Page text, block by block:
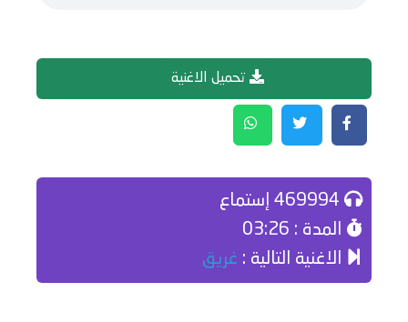
تحميل الاغنية
المدة : 03:26
الاغنية التالية : غريق